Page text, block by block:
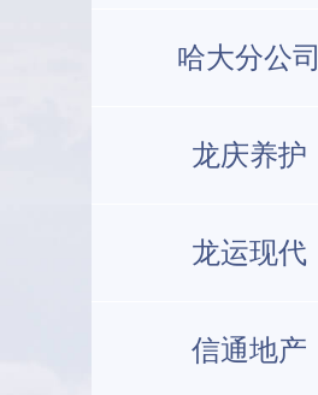
哈大分公司
龙庆养护
龙运现代
信通地产